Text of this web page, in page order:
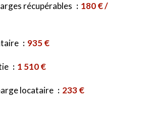
récupérables
180 € /
935 €
1 510 €
locataire 233 €